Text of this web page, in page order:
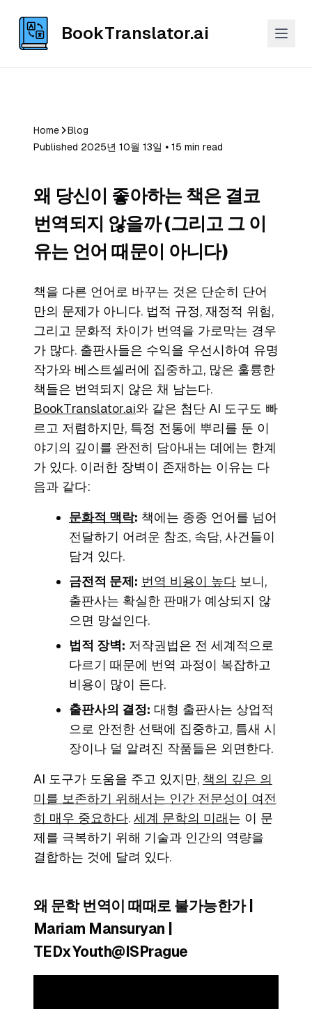
BookTranslator.ai
Home
Blog
Published 2025년 10월 13일 ⦁ 15 min read
왜 당신이 좋아하는 책은 결코
번역되지 않을까 (그리고 그 이
유는 언어 때문이 아니다)
책을 다른 언어로 바꾸는 것은 단순히 단어
만의 문제가 아니다. 법적 규정, 재정적 위험,
그리고 문화적 차이가 번역을 가로막는 경우
가 많다. 출판사들은 수익을 우선시하여 유명
작가와 베스트셀러에 집중하고, 많은 훌륭한
책들은 번역되지 않은 채 남는다.
BookTranslator.ai와 같은 첨단 AI 도구도 빠
르고 저렴하지만, 특정 전통에 뿌리를 둔 이
야기의 깊이를 완전히 담아내는 데에는 한계
가 있다. 이러한 장벽이 존재하는 이유는 다
음과 같다:
문화적 맥락: 책에는 종종 언어를 넘어
전달하기 어려운 참조, 속담, 사건들이
담겨 있다.
금전적 문제: 번역 비용이 높다 보니,
출판사는 확실한 판매가 예상되지 않
으면 망설인다.
법적 장벽: 저작권법은 전 세계적으로
다르기 때문에 번역 과정이 복잡하고
비용이 많이 든다.
출판사의 결정: 대형 출판사는 상업적
으로 안전한 선택에 집중하고, 틈새 시
장이나 덜 알려진 작품들은 외면한다.
AI 도구가 도움을 주고 있지만, 책의 깊은 의
미를 보존하기 위해서는 인간 전문성이 여전
히 매우 중요하다. 세계 문학의 미래는 이 문
제를 극복하기 위해 기술과 인간의 역량을
결합하는 것에 달려 있다.
왜 문학 번역이 때때로 불가능한가 |
Mariam Mansuryan |
TEDxYouth@ISPrague